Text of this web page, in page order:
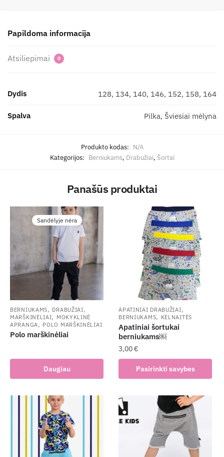
Papildoma informacija
Atsiliepimai 0
Dydis 128, 134, 140, 146, 152, 158, 164
Spalva Pilka, Šviesiai mėlyna
Produkto kodas: N/A
Kategorijos: Berniukams, Drabužiai, Šortai
Panašūs produktai
Sandėlyje nėra
BERNIUKAMS, DRABUŽIAI,
MARŠKINĖLIAI, MOKYKLINĖ
APRANGA, POLO MARŠKINĖLIAI
Polo marškinėliai
Daugiau
APATINIAI DRABUŽIAI,
BERNIUKAMS, KELNAITĖS
Apatiniai šortukai
berniukams￼
3,00€
Pasirinkti savybes
product
multiple
variants.
The